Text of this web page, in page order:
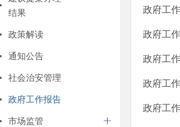
结果
政策解读
通知公告
社会治安管理
政府工作报告
市场监管
政府工
政府工
政府工
政府工
政府工